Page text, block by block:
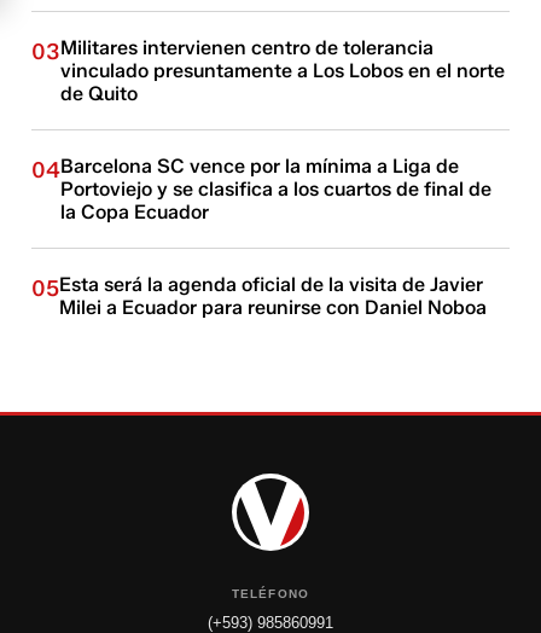
03Militares intervienen centro de tolerancia
vinculado presuntamente a Los Lobos en el norte
de Quito
04Barcelona SC vence por la mínima a Liga de
Portoviejo y se clasifica a los cuartos de final de
la Copa Ecuador
05Esta será la agenda oficial de la visita de Javier
Milei a Ecuador para reunirse con Daniel Noboa
TELÉFONO
(+593) 985860991